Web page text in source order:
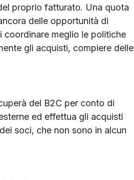
proprio fatturato. Una quota
delle opportunità di
meglio le politiche
gli acquisti, compiere delle
del B2C per conto di
ed effettua gli acquisti
soci, che non sono in alcun